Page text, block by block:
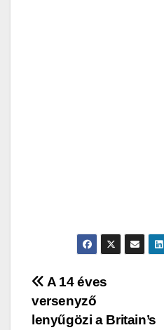
Post
navigation
A 14 éves
versenyző
lenyűgözi a Britain’s